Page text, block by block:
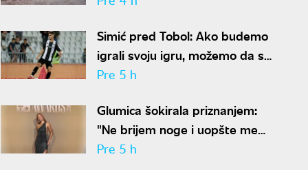
Simić pred Tobol: Ako budemo
igrali svoju igru, možemo da se
nadamo najboljem
Pre 5 h
Glumica šokirala priznanjem:
"Ne brijem noge i uopšte me
nije sramota"
Pre 5 h